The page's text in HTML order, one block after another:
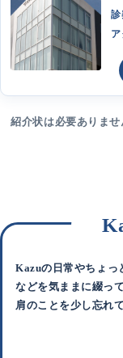
診
紹介状は必要ありま
Kazuの日常やちょっ
などを気ままに綴っ
肩のことを少し忘れ